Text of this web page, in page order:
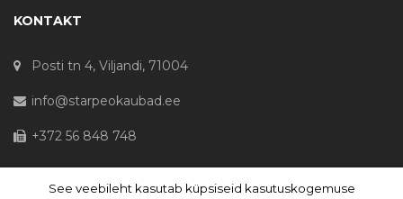
KONTAKT
Posti tn 4, Viljandi, 71004
info@starpeokaubad.ee
+372 56 848 748
See veebileht kasutab küpsiseid kasutuskogemuse